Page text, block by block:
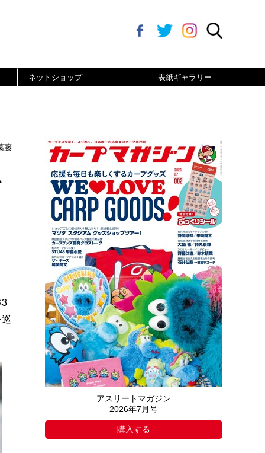
ネットショップ 表紙ギャラリー
藤
3
アスリートマガジン
2026年7月号
購入する